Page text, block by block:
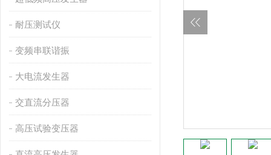
耐压测试仪
变频串联谐振
大电流发生器
交直流分压器
高压试验变压器